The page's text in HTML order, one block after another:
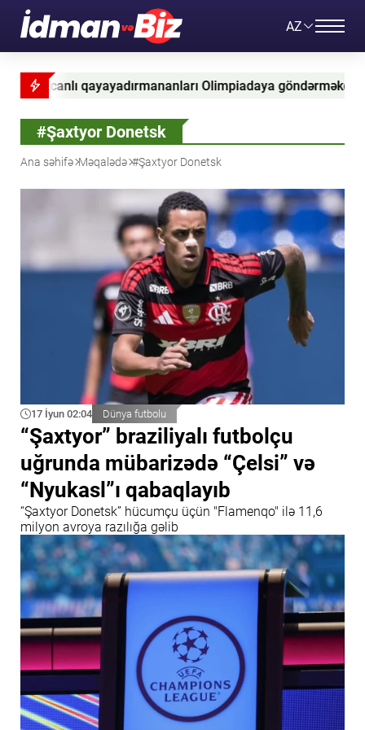
AZ
Olimpiadaya göndərməkdir” - Federasiya baş katibinin
#Şaxtyor Donetsk
Ana səhifə Məqalədə #Şaxtyor Donetsk
17 İyun 02:04 Dünya futbolu
“Şaxtyor” braziliyalı futbolçu
uğrunda mübarizədə “Çelsi” və
“Nyukasl”ı qabaqlayıb
“Şaxtyor Donetsk” hücumçu üçün "Flamenqo" ilə 11,6
milyon avroya razılığa gəlib